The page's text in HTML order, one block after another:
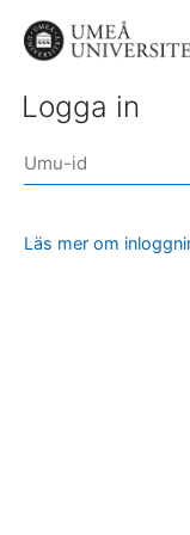
Logga in
Läs mer om